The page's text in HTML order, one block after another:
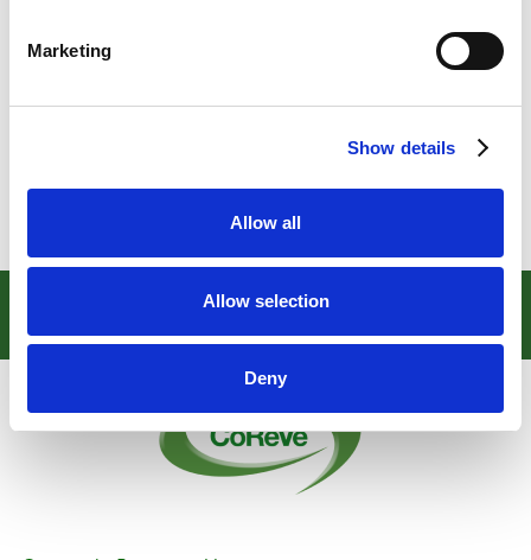
Marketing
Show details
Allow all
Allow selection
Deny
“Pasta, pomodoro e….fantasia”, classe II, Scuola
È stato anche assegnato un premio speciale alla scuola
che ha partecipato con più classi e i cui elaborati sono
Seguici su: